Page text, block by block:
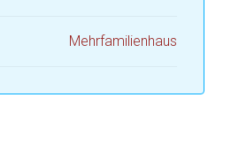
Mehrfamilienhaus